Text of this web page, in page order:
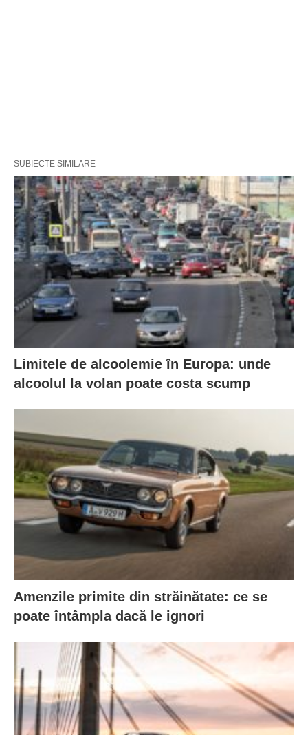
SUBIECTE SIMILARE
Limitele de alcoolemie în Europa: unde
alcoolul la volan poate costa scump
Amenzile primite din străinătate: ce se
poate întâmpla dacă le ignori